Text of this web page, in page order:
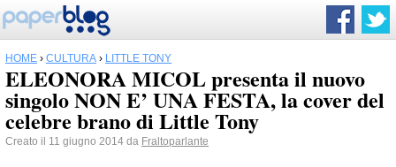
HOME › CULTURA › LITTLE TONY
ELEONORA MICOL presenta il nuovo
singolo NON E’ UNA FESTA, la cover del
celebre brano di Little Tony
Creato il 11 giugno 2014 da Fraltoparlante